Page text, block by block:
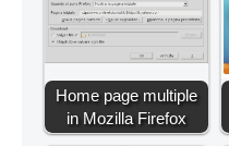
Home page multiple
in Mozilla Firefox